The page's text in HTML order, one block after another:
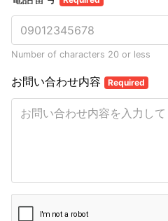
Number of characters 20 or less
お問い合わせ内容 Required